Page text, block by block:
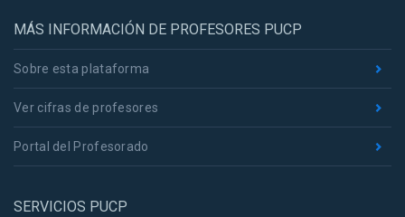
MÁS INFORMACIÓN DE PROFESORES PUCP
Sobre esta plataforma
Ver cifras de profesores
Portal del Profesorado
SERVICIOS PUCP